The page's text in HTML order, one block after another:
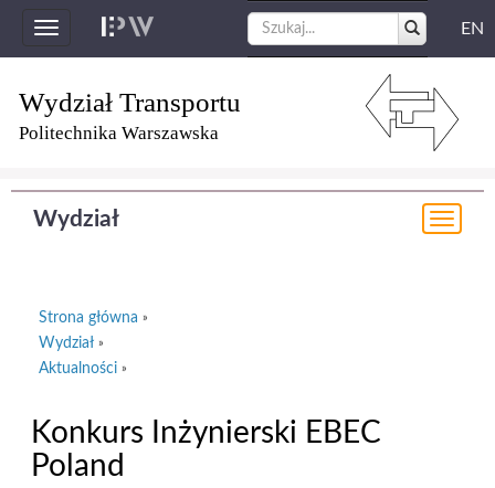
Toggle
navigation
EN
Wydział Transportu
Politechnika Warszawska
Wydział
Strona główna »
Wydział »
Aktualności »
Konkurs Inżynierski EBEC
Poland